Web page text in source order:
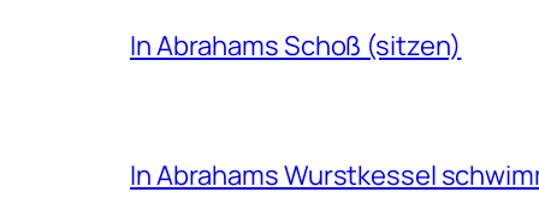
In Abrahams Schoß (sitzen)
In Abrahams Wurstkessel